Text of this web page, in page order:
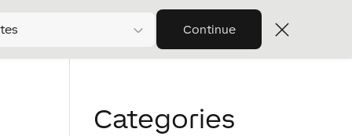
Continue
Categories